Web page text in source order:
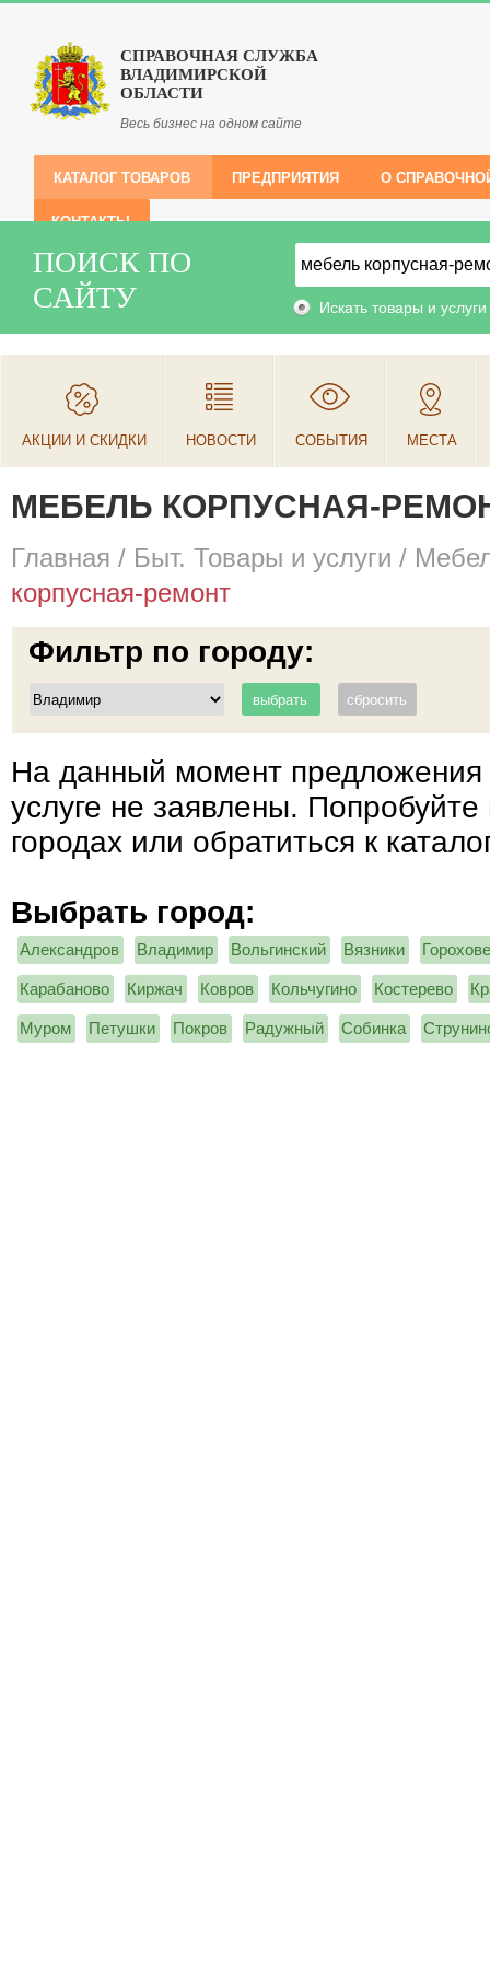
СПРАВОЧНАЯ СЛУЖБА
ВЛАДИМИРСКОЙ
ОБЛАСТИ
Весь бизнес на одном сайте
КАТАЛОГ ТОВАРОВ ПРЕДПРИЯТИЯ О
КОНТАКТЫ
ПОИСК ПО
САЙТУ
Искать товары и услуги
АКЦИИ И СКИДКИ НОВОСТИ СОБЫТИЯ МЕСТА
МЕБЕЛЬ КОРПУСНАЯ-
Главная / Быт. Товары и услуги /
корпусная-ремонт
Фильтр по городу:
На данный момент предложения
услуге не заявлены. Попробуйте
городах или обратиться к
Выбрать город:
Александров Владимир Вольгинский Вязники
Карабаново Киржач Ковров Кольчугино Костерево
Муром Петушки Покров Радужный Собинка